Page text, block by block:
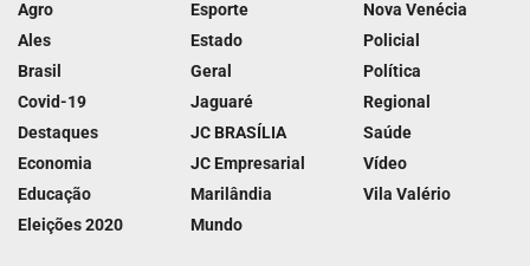
Agro
Ales
Brasil
Covid-19
Destaques
Economia
Educação
Eleições 2020
Esporte
Estado
Geral
Jaguaré
JC BRASÍLIA
JC Empresarial
Marilândia
Mundo
Nova Venécia
Policial
Política
Regional
Saúde
Vídeo
Vila Valério